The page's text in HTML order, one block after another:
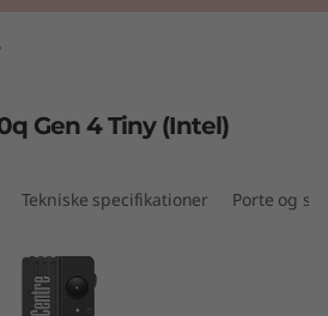
Gen 4 Tiny (Intel)
Tekniske specifikationer Porte og